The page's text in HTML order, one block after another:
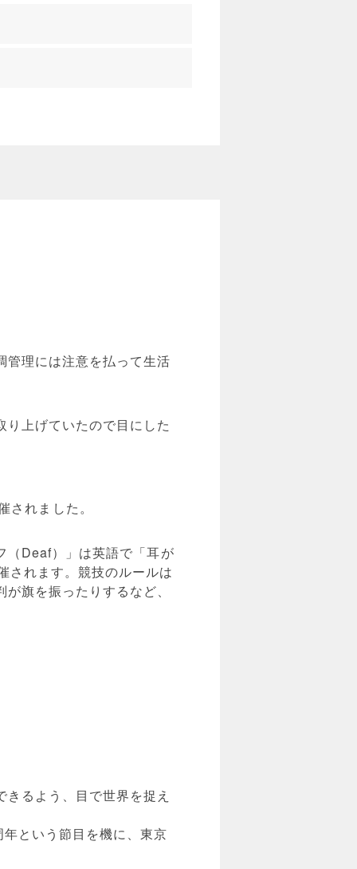
理には注意を払って生活
上げていたので目にした
れました。
（Deaf）」は英語で「耳が
されます。競技のルールは
旗を振ったりするなど、
るよう、目で世界を捉え
という節目を機に、東京